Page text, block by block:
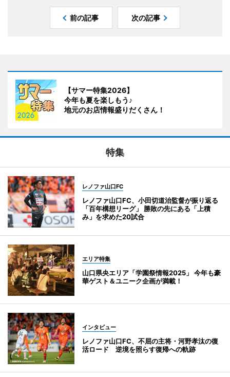
前の記事 次の記事
【サマー特集2026】
今年も夏を楽しもう♪
地元のお店情報盛りだくさん！
特集
レノファ山口FC
レノファ山口FC、小田切道治監督が振り返る
「百年構想リーグ」 勝敗の先にある「上積
み」を求めた20試合
エリア特集
山口県央エリア「学園祭情報2025」 今年も豪
華ゲスト＆ユニーク企画が満載！
インタビュー
レノファ山口FC、不屈の主将・河野孝汰の復
活ロード 逆境を照らす復帰への軌跡